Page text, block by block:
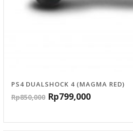
PS4 DUALSHOCK 4 (MAGMA RED)
Rp850,000 Rp799,000